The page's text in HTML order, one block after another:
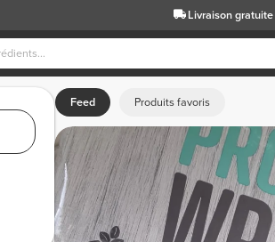
Livraison gratuite
Feed Produits favoris